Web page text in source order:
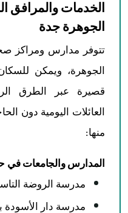
الخدمات والمرافق
الجوهرة جدة
تتوفر مدارس ومراكز
الجوهرة، ويمكن
قصيرة عبر الطرق
العائلات اليومية دون
منها:
المدارس والجامعات في
مدرسة الروضة
مدرسة دار الأسودة